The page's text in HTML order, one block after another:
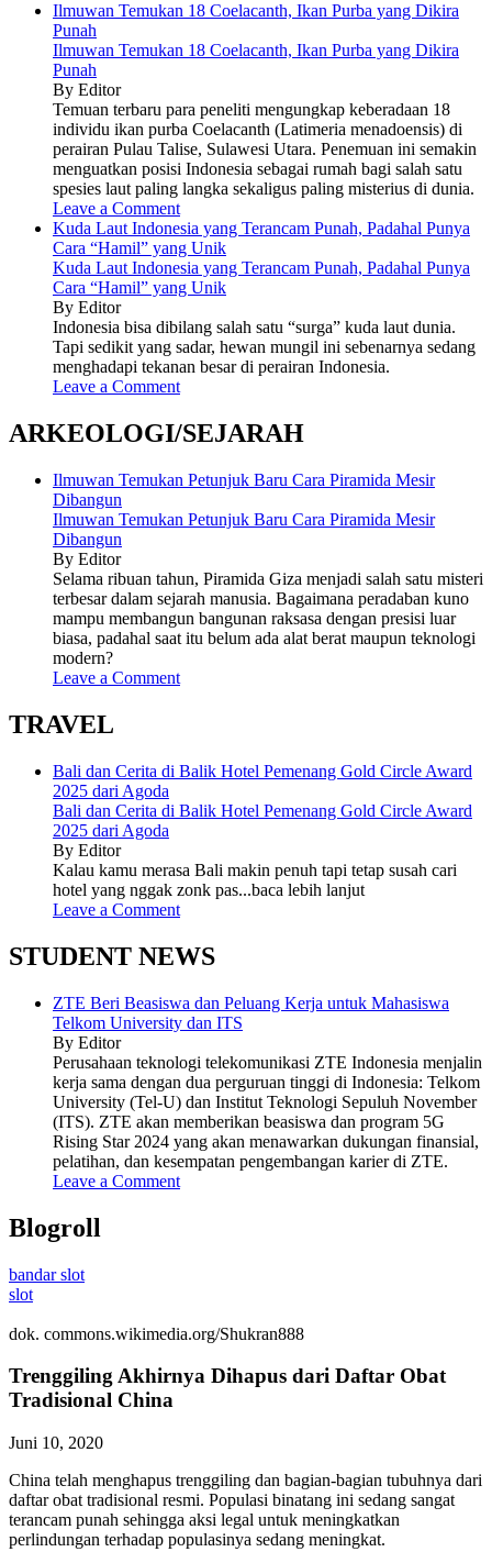
Ilmuwan Temukan 18 Coelacanth, Ikan Purba yang Dikira
Punah
Ilmuwan Temukan 18 Coelacanth, Ikan Purba yang Dikira
Punah
By Editor
Temuan terbaru para peneliti mengungkap keberadaan 18
individu ikan purba Coelacanth (Latimeria menadoensis) di
perairan Pulau Talise, Sulawesi Utara. Penemuan ini semakin
menguatkan posisi Indonesia sebagai rumah bagi salah satu
spesies laut paling langka sekaligus paling misterius di dunia.
Leave a Comment
Kuda Laut Indonesia yang Terancam Punah, Padahal Punya
Cara “Hamil” yang Unik
Kuda Laut Indonesia yang Terancam Punah, Padahal Punya
Cara “Hamil” yang Unik
By Editor
Indonesia bisa dibilang salah satu “surga” kuda laut dunia.
Tapi sedikit yang sadar, hewan mungil ini sebenarnya sedang
menghadapi tekanan besar di perairan Indonesia.
Leave a Comment
ARKEOLOGI/SEJARAH
Ilmuwan Temukan Petunjuk Baru Cara Piramida Mesir
Dibangun
Ilmuwan Temukan Petunjuk Baru Cara Piramida Mesir
Dibangun
By Editor
Selama ribuan tahun, Piramida Giza menjadi salah satu misteri
terbesar dalam sejarah manusia. Bagaimana peradaban kuno
mampu membangun bangunan raksasa dengan presisi luar
biasa, padahal saat itu belum ada alat berat maupun teknologi
modern?
Leave a Comment
TRAVEL
Bali dan Cerita di Balik Hotel Pemenang Gold Circle Award
2025 dari Agoda
Bali dan Cerita di Balik Hotel Pemenang Gold Circle Award
2025 dari Agoda
By Editor
Kalau kamu merasa Bali makin penuh tapi tetap susah cari
hotel yang nggak zonk pas...baca lebih lanjut
Leave a Comment
STUDENT NEWS
ZTE Beri Beasiswa dan Peluang Kerja untuk Mahasiswa
Telkom University dan ITS
By Editor
Perusahaan teknologi telekomunikasi ZTE Indonesia menjalin
kerja sama dengan dua perguruan tinggi di Indonesia: Telkom
University (Tel-U) dan Institut Teknologi Sepuluh November
(ITS). ZTE akan memberikan beasiswa dan program 5G
Rising Star 2024 yang akan menawarkan dukungan finansial,
pelatihan, dan kesempatan pengembangan karier di ZTE.
Leave a Comment
Blogroll
bandar slot
slot
dok. commons.wikimedia.org/Shukran888
Trenggiling Akhirnya Dihapus dari Daftar Obat
Tradisional China
Juni 10, 2020
China telah menghapus trenggiling dan bagian-bagian tubuhnya dari
daftar obat tradisional resmi. Populasi binatang ini sedang sangat
terancam punah sehingga aksi legal untuk meningkatkan
perlindungan terhadap populasinya sedang meningkat.